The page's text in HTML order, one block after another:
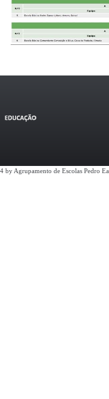
by Agrupamento de Escolas Pedro